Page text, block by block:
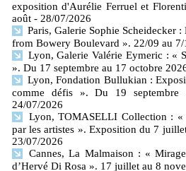
exposition d'Aurélie Ferruel et
août - 28/07/2026
Paris, Galerie Sophie Scheidecker
from Bowery Boulevard ». 22/09 au 7/
Lyon, Galerie Valérie Eymeric : «
». Du 17 septembre au 17 octobre
Lyon, Fondation Bullukian :
comme défis ». Du 19 septembre
24/07/2026
Lyon, TOMASELLI Collection : «
par les artistes ». Exposition du 7
23/07/2026
Cannes, La Malmaison : «
d’Hervé Di Rosa ». 17 juillet au 8